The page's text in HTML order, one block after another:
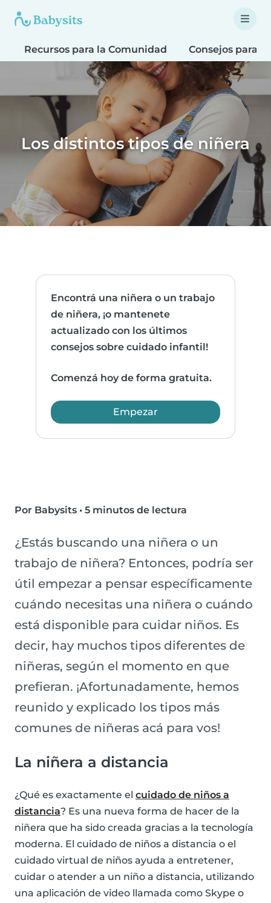
Recursos para la Comunidad Consejos para
Los distintos tipos de niñera
Encontrá una niñera o un trabajo
de niñera, ¡o mantenete
actualizado con los últimos
consejos sobre cuidado infantil!
Comenzá hoy de forma gratuita.
Empezar
Por Babysits • 5 minutos de lectura
¿Estás buscando una niñera o un
trabajo de niñera? Entonces, podría ser
útil empezar a pensar específicamente
cuándo necesitas una niñera o cuándo
está disponible para cuidar niños. Es
decir, hay muchos tipos diferentes de
niñeras, según el momento en que
prefieran. ¡Afortunadamente, hemos
reunido y explicado los tipos más
comunes de niñeras acá para vos!
La niñera a distancia
¿Qué es exactamente el cuidado de niños a
distancia? Es una nueva forma de hacer de la
niñera que ha sido creada gracias a la tecnología
moderna. El cuidado de niños a distancia o el
cuidado virtual de niños ayuda a entretener,
cuidar o atender a un niño a distancia, utilizando
una aplicación de video llamada como Skype o